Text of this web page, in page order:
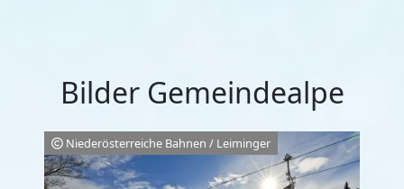
Bilder Gemeindealpe
Niederösterreiche Bahnen / Leiminger